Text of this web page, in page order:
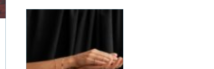
svårt att formulera i ord.
sekunder, oavsett om
mottagaren befinner sig